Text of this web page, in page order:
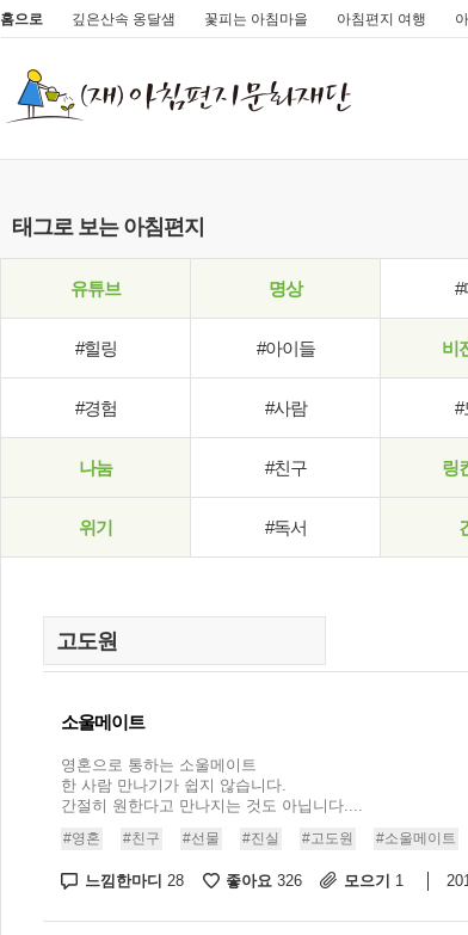
홈으로 깊은산속 옹달샘 꽃피는 아침마을 아침편지 여행
태그로 보는 아침편지
유튜브 명상 #
#힐링 #아이들 비
#경험 #사람 #
나눔 #친구 링
위기 #독서
소울메이트
영혼으로 통하는 소울메이트
한 사람 만나기가 쉽지 않습니다.
간절히 원한다고 만나지는 것도 아닙니다....
#영혼 #친구 #선물 #진실 #고도원 #소울메이트
느낌한마디 28 좋아요 326 모으기 1